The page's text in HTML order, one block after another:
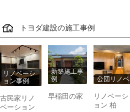
トヨダ建設の施工事例
リノベーシ
ョン事例
古民家リノ
ベーション
新築施工事
例
早稲田の家
公団リノベ
リノベーシ
ョン 柏